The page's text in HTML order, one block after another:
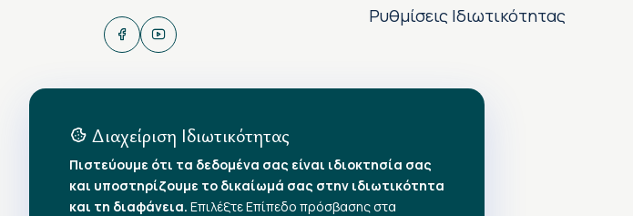
Ρυθμίσεις Ιδιωτικότητας
Διαχείριση Ιδιωτικότητας
Πιστεύουμε ότι τα δεδομένα σας είναι ιδιοκτησία σας
και υποστηρίζουμε το δικαίωμά σας στην ιδιωτικότητα
και τη διαφάνεια. Επιλέξτε Επίπεδο πρόσβασης στα